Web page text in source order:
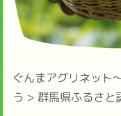
ぐんまアグリネット
う > 群馬県ふるさと